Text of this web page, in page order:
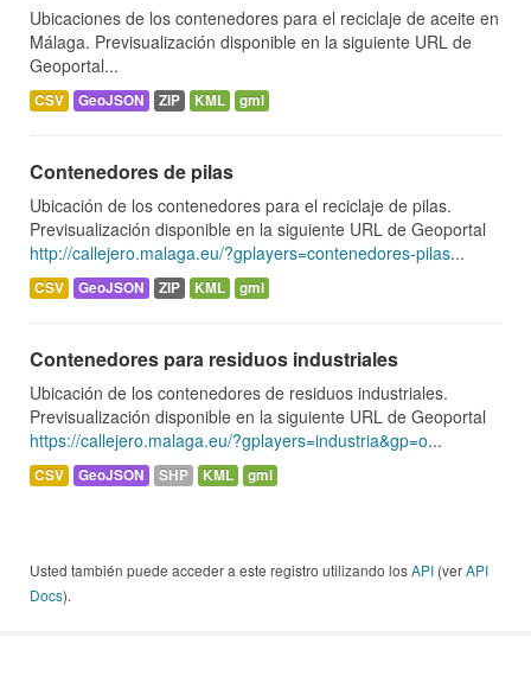
Ubicaciones de los contenedores para el reciclaje de aceite en
Málaga. Previsualización disponible en la siguiente URL de
Geoportal...
CSV GeoJSON ZIP KML gml
Contenedores de pilas
Ubicación de los contenedores para el reciclaje de pilas.
Previsualización disponible en la siguiente URL de Geoportal
http://callejero.malaga.eu/?gplayers=contenedores-pilas...
CSV GeoJSON ZIP KML gml
Contenedores para residuos industriales
Ubicación de los contenedores de residuos industriales.
Previsualización disponible en la siguiente URL de Geoportal
https://callejero.malaga.eu/?gplayers=industria&gp=o...
CSV GeoJSON SHP KML gml
Usted también puede acceder a este registro utilizando losAPI (verAPI
Docs).